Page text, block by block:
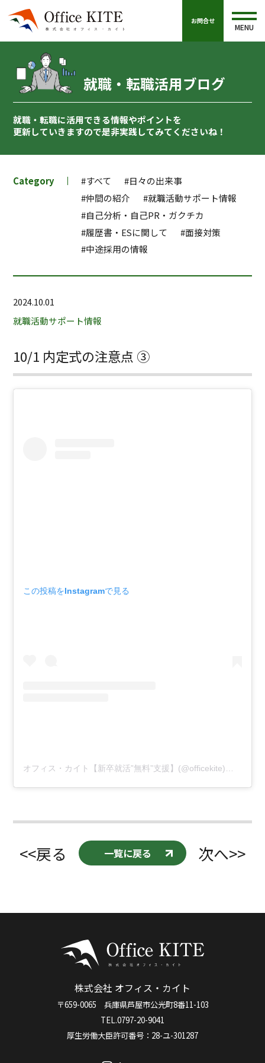
お問合せ
MENU
就職・転職活用ブログ
就職・転職に活用できる情報やポイントを
更新していきますので是非実践してみてくださいね！
Category #すべて
#日々の出来事
#仲間の紹介
#就職活動サポート情報
#自己分析・自己PR・ガクチカ
#履歴書・ESに関して
#面接対策
#中途採用の情報
2024.10.01
就職活動サポート情報
10/1 内定式の注意点 ③
この投稿をInstagramで見る
オフィス・カイト【新卒就活”無料”支援】(@officekite)がシェアした投稿
<<戻る 一覧に戻る 次へ>>
株式会社 オフィス・カイト
〒659-0065 兵庫県芦屋市公光町8番11-103
TEL.0797-20-9041
厚生労働大臣許可番号：28-ユ-301287